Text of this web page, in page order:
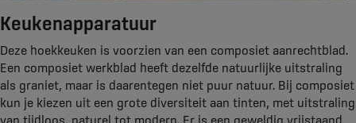
Keukenapparatuur
Deze hoekkeuken is voorzien van een composiet aanrechtblad.
Een composiet werkblad heeft dezelfde natuurlijke uitstraling
als graniet, maar is daarentegen niet puur natuur. Bij composiet
kun je kiezen uit een grote diversiteit aan tinten, met uitstraling
van tijdloos, naturel tot modern. Er is een geweldig vrijstaand